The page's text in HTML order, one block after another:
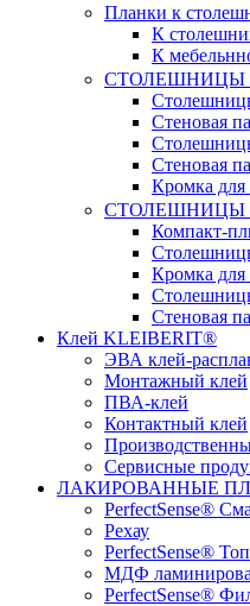
Планки к
К
К
СТОЛЕШНИЦЫ
Стеновая
Стеновая
Кромка
СТОЛЕШНИЦЫ
Компакт-
Кромка
Стеновая
Клей KLEIBERIT®
ЭВА клей-
Монтажный клей
ПВА-клей
Контактный клей
Сервисные
ЛАКИРОВАННЫЕ
PerfectSense®
Рехау
PerfectSense® Топ
МДФ
PerfectSense®